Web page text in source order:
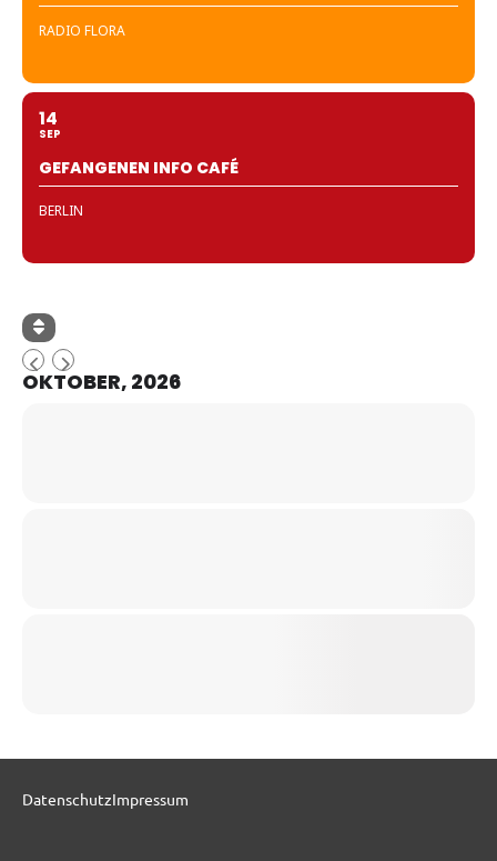
RADIO FLORA
14
SEP
GEFANGENEN INFO CAFÉ
BERLIN
OKTOBER, 2026
DatenschutzImpressum